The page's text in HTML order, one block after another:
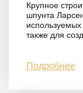
Крупное
шпунта
также для
Подробнее